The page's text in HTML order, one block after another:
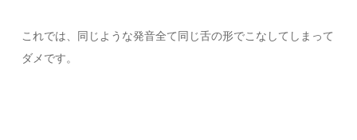
これでは、同じような発音全て同じ舌の形でこなしてしまって
ダメです。